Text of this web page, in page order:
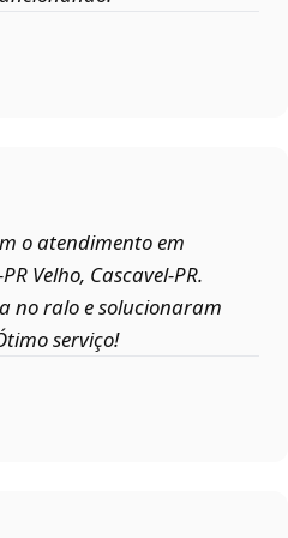
o atendimento em
Velho, Cascavel‑PR.
no ralo e solucionaram
serviço!